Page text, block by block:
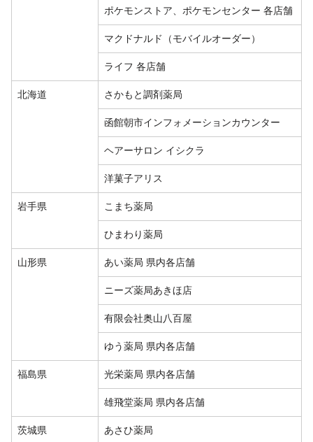
ポケモンストア、ポケモンセンター 各店舗
マクドナルド（モバイルオーダー）
ライフ 各店舗
北海道 さかもと調剤薬局
函館朝市インフォメーションカウンター
ヘアーサロン イシクラ
洋菓子アリス
岩手県 こまち薬局
ひまわり薬局
山形県 あい薬局 県内各店舗
ニーズ薬局あきほ店
有限会社奥山八百屋
ゆう薬局 県内各店舗
福島県 光栄薬局 県内各店舗
雄飛堂薬局 県内各店舗
茨城県 あさひ薬局